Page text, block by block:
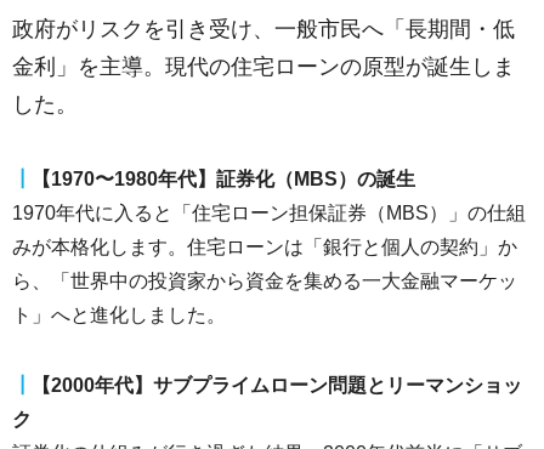
政府がリスクを引き受け、一般市民へ「長期間・低
金利」を主導。現代の住宅ローンの原型が誕生しま
した。
【1970〜1980年代】証券化（MBS）の誕生
1970年代に入ると「住宅ローン担保証券（MBS）」の仕組
みが本格化します。住宅ローンは「銀行と個人の契約」か
ら、「世界中の投資家から資金を集める一大金融マーケッ
ト」へと進化しました。
【2000年代】サブプライムローン問題とリーマンショッ
ク